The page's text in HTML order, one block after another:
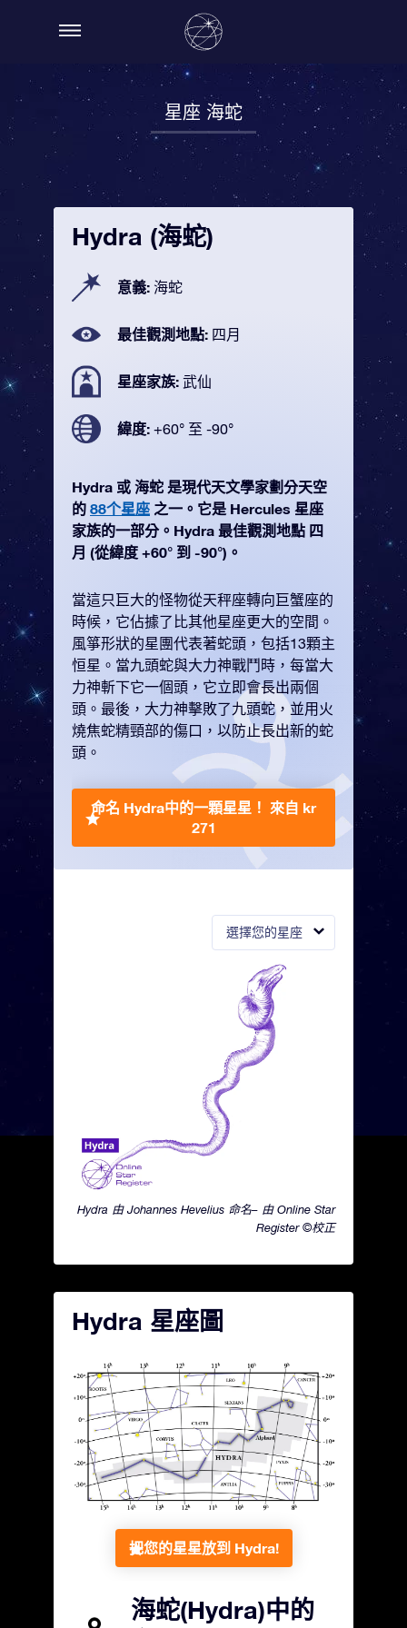
星座 海蛇
選擇您的星座
Hydra 由 Johannes Hevelius 命名– 由 Online Star
Register ©校正
Hydra (海蛇)
意義: 海蛇
最佳觀測地點: 四月
星座家族: 武仙
緯度: +60° 至 -90°
Hydra 或 海蛇 是現代天文學家劃分天空
的 88个星座 之一。它是 Hercules 星座
家族的一部分。Hydra 最佳觀測地點 四
月 (從緯度 +60° 到 -90°)。
當這只巨大的怪物從天秤座轉向巨蟹座的
時候，它佔據了比其他星座更大的空間。
風箏形狀的星團代表著蛇頭，包括13顆主
恒星。當九頭蛇與大力神戰鬥時，每當大
力神斬下它一個頭，它立即會長出兩個
頭。最後，大力神擊敗了九頭蛇，並用火
燒焦蛇精頸部的傷口，以防止長出新的蛇
頭。
命名 Hydra中的一顆星星！ 來自 kr
271
Hydra 星座圖
把您的星星放到 Hydra!
海蛇(Hydra)中的